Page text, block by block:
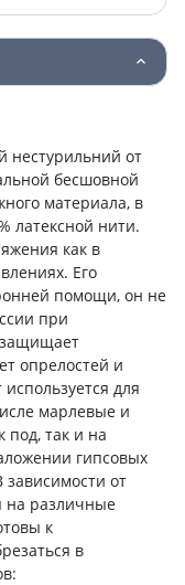
нестурильний от
бесшовной
материала, в
латексной нити.
как в
Его
помощи, он не
при
защищает
опрелостей и
для
марлевые и
под, так и на
гипсовых
от
на различные
к
в